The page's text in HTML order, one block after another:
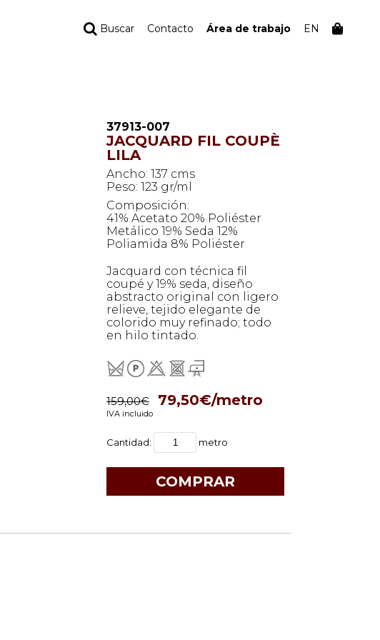
Buscar Contacto Área de trabajo EN
37913-007
JACQUARD FIL COUPÈ
LILA
Ancho: 137 cms
Peso: 123 gr/ml
Composición:
41% Acetato 20% Poliéster
Metálico 19% Seda 12%
Poliamida 8% Poliéster
Jacquard con técnica fil
coupé y 19% seda, diseño
abstracto original con ligero
relieve, tejido elegante de
colorido muy refinado; todo
en hilo tintado.
159,00€ 79,50€/metro
IVA incluido
Cantidad: metro